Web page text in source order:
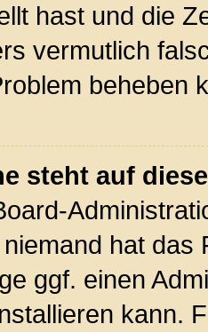
hast und die
vermutlich
beheben
steht auf
hat
ggf. einen
kann.